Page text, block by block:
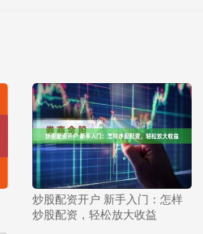
炒股配资开户 新手入门：怎样
炒股配资，轻松放大收益